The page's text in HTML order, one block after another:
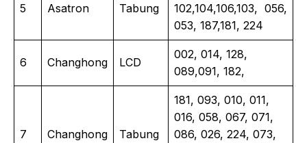
5 Asatron Tabung
102,104,106,103, 056,
053, 187,181, 224
6 Changhong LCD
002, 014, 128,
089,091, 182,
7 Changhong Tabung
181, 093, 010, 011,
016, 058, 067, 071,
086, 026, 224, 073,